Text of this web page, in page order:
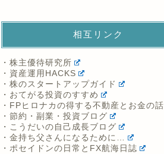
相互リンク
・株主優待研究所
・資産運用HACKS
・株のスタートアップガイド
・おてがる投資のすすめ
・FPヒロナカの得する不動産とお金の話
・節約・副業・投資ブログ
・こうだいの自己成長ブログ
・金持ち父さんになるために…
・ポセイドンの日常とFX航海日誌